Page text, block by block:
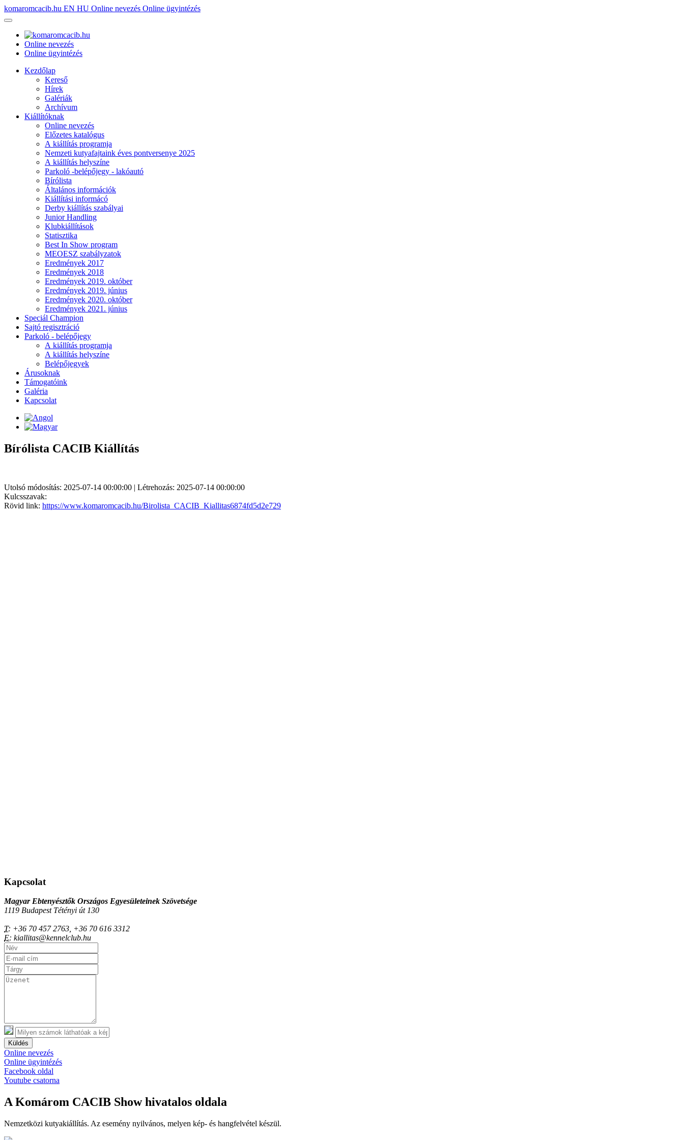
komaromcacib.hu EN HU Online nevezés Online ügyintézés
Online nevezés
Online ügyintézés
Kezdőlap
Kereső
Hírek
Galériák
Archívum
Kiállítóknak
Online nevezés
Előzetes katalógus
A kiállítás programja
Nemzeti kutyafajtaink éves pontversenye 2025
A kiállítás helyszíne
Parkoló -belépőjegy - lakóautó
Bírólista
Általános információk
Kiállítási informácó
Derby kiállítás szabályai
Junior Handling
Klubkiállítások
Statisztika
Best In Show program
MEOESZ szabályzatok
Eredmények 2017
Eredmények 2018
Eredmények 2019. október
Eredmények 2019. június
Eredmények 2020. október
Eredmények 2021. június
Speciál Champion
Sajtó regisztráció
Parkoló - belépőjegy
A kiállítás programja
A kiállítás helyszíne
Belépőjegyek
Árusoknak
Támogatóink
Galéria
Kapcsolat
Bírólista CACIB Kiállítás
Utolsó módosítás: 2025-07-14 00:00:00 | Létrehozás: 2025-07-14 00:00:00
Kulcsszavak:
Rövid link: https://www.komaromcacib.hu/Birolista_CACIB_Kiallitas6874fd5d2e729
Kapcsolat
Magyar Ebtenyésztők Országos Egyesületeinek Szövetsége
1119 Budapest Tétényi út 130
T: +36 70 457 2763, +36 70 616 3312
E: kiallitas@kennelclub.hu
Küldés
Online nevezés
Online ügyintézés
Facebook oldal
Youtube csatorna
A Komárom CACIB Show hivatalos oldala
Nemzetközi kutyakiállítás. Az esemény nyilvános, melyen kép- és hangfelvétel készül.